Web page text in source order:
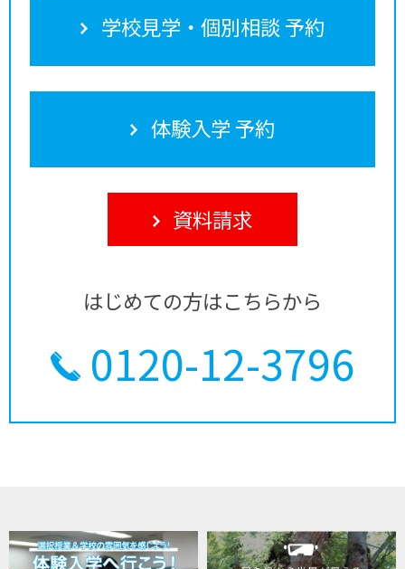
学校見学・個別相談 予約
体験入学 予約
資料請求
はじめての方はこちらから
0120-12-3796